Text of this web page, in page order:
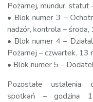
Pożarnej, mundur,
• Blok numer 3 –
nadzór, kontrola – środa,
• Blok numer 4 –
Pożarnej – czwartek, 13
• Blok numer 5 –
Pozostałe ustalenia
spotkań – godzina